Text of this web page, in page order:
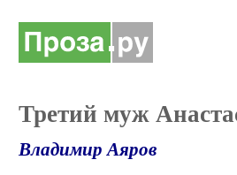
Третий муж
Владимир Аяров